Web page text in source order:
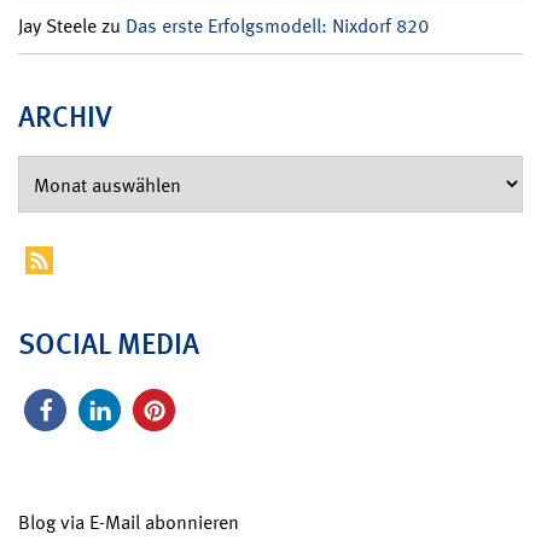
Jay Steelezu Das erste Erfolgsmodell: Nixdorf 820
ARCHIV
SOCIAL MEDIA
Blog via E-Mail abonnieren